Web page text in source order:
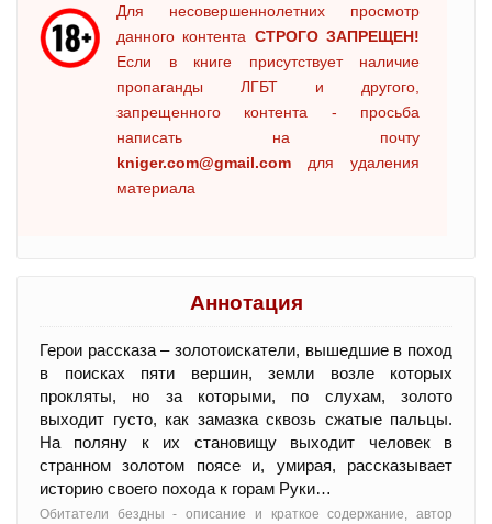
Для несовершеннолетних просмотр
данного контента СТРОГО ЗАПРЕЩЕН!
Если в книге присутствует наличие
пропаганды ЛГБТ и другого,
запрещенного контента - просьба
написать на почту
kniger.com@gmail.com для удаления
материала
Аннотация
Герои рассказа – золотоискатели, вышедшие в поход
в поисках пяти вершин, земли возле которых
прокляты, но за которыми, по слухам, золото
выходит густо, как замазка сквозь сжатые пальцы.
На поляну к их становищу выходит человек в
странном золотом поясе и, умирая, рассказывает
историю своего похода к горам Руки…
Обитатели бездны - oписание и краткое содержание, автор